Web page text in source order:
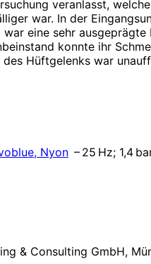
veranlasst,
war. In der
eine sehr
konnte ihr
Hüftgelenks war
Nyon – 25 Hz; 1,4
& Consulting GmbH,